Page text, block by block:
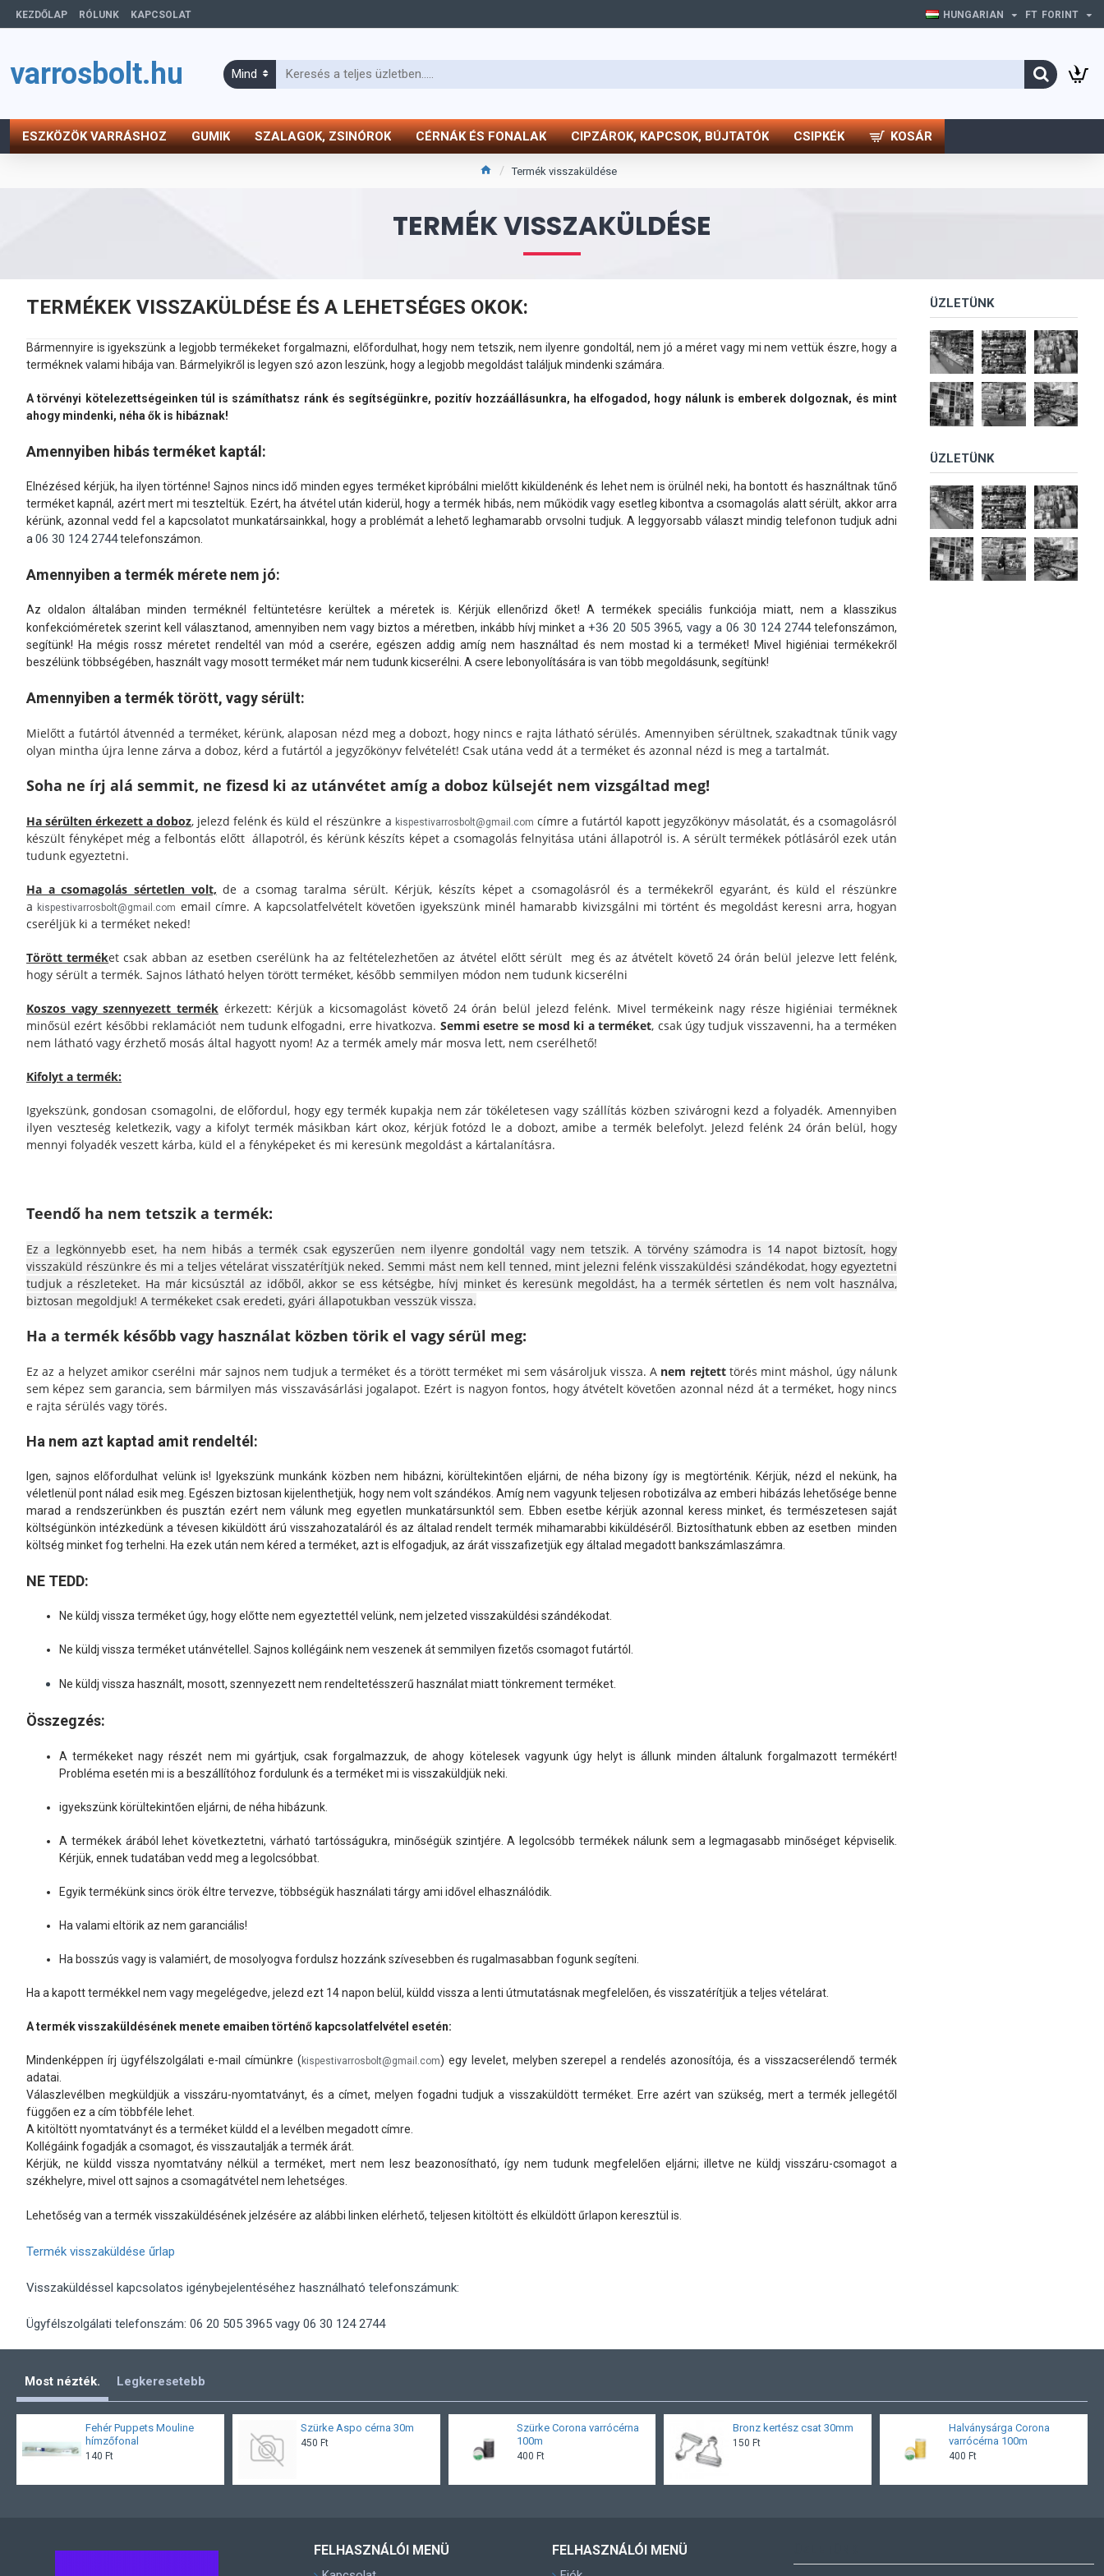
KEZDŐLAP RÓLUNK KAPCSOLAT HUNGARIAN FT FORINT
varrosbolt.hu Mind
ESZKÖZÖK VARRÁSHOZ GUMIK SZALAGOK, ZSINÓROK CÉRNÁK ÉS FONALAK CIPZÁROK, KAPCSOK, BÚJTATÓK CSIPKÉK KOSÁR
Termék visszaküldése
TERMÉK VISSZAKÜLDÉSE
TERMÉKEK VISSZAKÜLDÉSE ÉS A LEHETSÉGES OKOK:
Bármennyire is igyekszünk a legjobb termékeket forgalmazni, előfordulhat, hogy nem tetszik, nem ilyenre gondoltál, nem jó a méret vagy mi nem vettük észre, hogy a
terméknek valami hibája van. Bármelyikről is legyen szó azon leszünk, hogy a legjobb megoldást találjuk mindenki számára.
A törvényi kötelezettségeinken túl is számíthatsz ránk és segítségünkre, pozitív hozzáállásunkra, ha elfogadod, hogy nálunk is emberek dolgoznak, és mint
ahogy mindenki, néha ők is hibáznak!
Amennyiben hibás terméket kaptál:
Elnézésed kérjük, ha ilyen történne! Sajnos nincs idő minden egyes terméket kipróbálni mielőtt kiküldenénk és lehet nem is örülnél neki, ha bontott és használtnak tűnő
terméket kapnál, azért mert mi teszteltük. Ezért, ha átvétel után kiderül, hogy a termék hibás, nem működik vagy esetleg kibontva a csomagolás alatt sérült, akkor arra
kérünk, azonnal vedd fel a kapcsolatot munkatársainkkal, hogy a problémát a lehető leghamarabb orvsolni tudjuk. A leggyorsabb választ mindig telefonon tudjuk adni
a 06 30 124 2744telefonszámon.
Amennyiben a termék mérete nem jó:
Az oldalon általában minden terméknél feltüntetésre kerültek a méretek is. Kérjük ellenőrizd őket! A termékek speciális funkciója miatt, nem a klasszikus
konfekcióméretek szerint kell választanod, amennyiben nem vagy biztos a méretben, inkább hívj minket a +36 20 505 3965, vagy a 06 30 124 2744telefonszámon,
segítünk! Ha mégis rossz méretet rendeltél van mód a cserére, egészen addig amíg nem használtad és nem mostad ki a terméket! Mivel higiéniai termékekről
beszélünk többségében, használt vagy mosott terméket már nem tudunk kicserélni. A csere lebonyolítására is van több megoldásunk, segítünk!
Amennyiben a termék törött, vagy sérült:
Mielőtt a futártól átvennéd a terméket, kérünk, alaposan nézd meg a dobozt, hogy nincs e rajta látható sérülés. Amennyiben sérültnek, szakadtnak tűnik vagy
olyan mintha újra lenne zárva a doboz, kérd a futártól a jegyzőkönyv felvételét! Csak utána vedd át a terméket és azonnal nézd is meg a tartalmát.
Soha ne írj alá semmit, ne fizesd ki az utánvétet amíg a doboz külsejét nem vizsgáltad meg!
Ha sérülten érkezett a doboz, jelezd felénk és küld el részünkre a kispestivarrosbolt@gmail.com címre a futártól kapott jegyzőkönyv másolatát, és a csomagolásról
készült fényképet még a felbontás előtt állapotról, és kérünk készíts képet a csomagolás felnyitása utáni állapotról is. A sérült termékek pótlásáról ezek után
tudunk egyeztetni.
Ha a csomagolás sértetlen volt, de a csomag taralma sérült. Kérjük, készíts képet a csomagolásról és a termékekről egyaránt, és küld el részünkre
a kispestivarrosbolt@gmail.com email címre. A kapcsolatfelvételt követően igyekszünk minél hamarabb kivizsgálni mi történt és megoldást keresni arra, hogyan
cseréljük ki a terméket neked!
Törött terméket csak abban az esetben cserélünk ha az feltételezhetően az átvétel előtt sérült meg és az átvételt követő 24 órán belül jelezve lett felénk,
hogy sérült a termék. Sajnos látható helyen törött terméket, később semmilyen módon nem tudunk kicserélni
Koszos vagy szennyezett termékérkezett: Kérjük a kicsomagolást követő 24 órán belül jelezd felénk. Mivel termékeink nagy része higiéniai terméknek
minősül ezért későbbi reklamációt nem tudunk elfogadni, erre hivatkozva. Semmi esetre se mosd ki a terméket, csak úgy tudjuk visszavenni, ha a terméken
nem látható vagy érzhető mosás által hagyott nyom! Az a termék amely már mosva lett, nem cserélhető!
Kifolyt a termék:
Igyekszünk, gondosan csomagolni, de előfordul, hogy egy termék kupakja nem zár tökéletesen vagy szállítás közben szivárogni kezd a folyadék. Amennyiben
ilyen veszteség keletkezik, vagy a kifolyt termék másikban kárt okoz, kérjük fotózd le a dobozt, amibe a termék belefolyt. Jelezd felénk 24 órán belül, hogy
mennyi folyadék veszett kárba, küld el a fényképeket és mi keresünk megoldást a kártalanításra.
Teendő ha nem tetszik a termék:
Ez a legkönnyebb eset, ha nem hibás a termék csak egyszerűen nem ilyenre gondoltál vagy nem tetszik. A törvény számodra is 14 napot biztosít, hogy
visszaküld részünkre és mi a teljes vételárat visszatérítjük neked. Semmi mást nem kell tenned, mint jelezni felénk visszaküldési szándékodat, hogy egyeztetni
tudjuk a részleteket. Ha már kicsúsztál az időből, akkor se ess kétségbe, hívj minket és keresünk megoldást, ha a termék sértetlen és nem volt használva,
biztosan megoldjuk! A termékeket csak eredeti, gyári állapotukban vesszük vissza.
Ha a termék később vagy használat közben törik el vagy sérül meg:
Ez az a helyzet amikor cserélni már sajnos nem tudjuk a terméket és a törött terméket mi sem vásároljuk vissza. A nem rejtett törés mint máshol, úgy nálunk
sem képez sem garancia, sem bármilyen más visszavásárlási jogalapot. Ezért is nagyon fontos, hogy átvételt követően azonnal nézd át a terméket, hogy nincs
e rajta sérülés vagy törés.
Ha nem azt kaptad amit rendeltél:
Igen, sajnos előfordulhat velünk is! Igyekszünk munkánk közben nem hibázni, körültekintően eljárni, de néha bizony így is megtörténik. Kérjük, nézd el nekünk, ha
véletlenül pont nálad esik meg. Egészen biztosan kijelenthetjük, hogy nem volt szándékos. Amíg nem vagyunk teljesen robotizálva az emberi hibázás lehetősége benne
marad a rendszerünkben és pusztán ezért nem válunk meg egyetlen munkatársunktól sem. Ebben esetbe kérjük azonnal keress minket, és természetesen saját
költségünkön intézkedünk a tévesen kiküldött árú visszahozataláról és az általad rendelt termék mihamarabbi kiküldéséről. Biztosíthatunk ebben az esetben minden
költség minket fog terhelni. Ha ezek után nem kéred a terméket, azt is elfogadjuk, az árát visszafizetjük egy általad megadott bankszámlaszámra.
NE TEDD:
Ne küldj vissza terméket úgy, hogy előtte nem egyeztettél velünk, nem jelzeted visszaküldési szándékodat.
Ne küldj vissza terméket utánvétellel. Sajnos kollégáink nem veszenek át semmilyen fizetős csomagot futártól.
Ne küldj vissza használt, mosott, szennyezett nem rendeltetésszerű használat miatt tönkrement terméket.
Összegzés:
A termékeket nagy részét nem mi gyártjuk, csak forgalmazzuk, de ahogy kötelesek vagyunk úgy helyt is állunk minden általunk forgalmazott termékért!
Probléma esetén mi is a beszállítóhoz fordulunk és a terméket mi is visszaküldjük neki.
igyekszünk körültekintően eljárni, de néha hibázunk.
A termékek árából lehet következtetni, várható tartósságukra, minőségük szintjére. A legolcsóbb termékek nálunk sem a legmagasabb minőséget képviselik.
Kérjük, ennek tudatában vedd meg a legolcsóbbat.
Egyik termékünk sincs örök éltre tervezve, többségük használati tárgy ami idővel elhasználódik.
Ha valami eltörik az nem garanciális!
Ha bosszús vagy is valamiért, de mosolyogva fordulsz hozzánk szívesebben és rugalmasabban fogunk segíteni.
Ha a kapott termékkel nem vagy megelégedve, jelezd ezt 14 napon belül, küldd vissza a lenti útmutatásnak megfelelően, és visszatérítjük a teljes vételárat.
A termék visszaküldésének menete emaiben történő kapcsolatfelvétel esetén:
Mindenképpen írj ügyfélszolgálati e-mail címünkre ( kispestivarrosbolt@gmail.com) egy levelet, melyben szerepel a rendelés azonosítója, és a visszacserélendő termék
adatai.
Válaszlevélben megküldjük a visszáru-nyomtatványt, és a címet, melyen fogadni tudjuk a visszaküldött terméket. Erre azért van szükség, mert a termék jellegétől
függően ez a cím többféle lehet.
A kitöltött nyomtatványt és a terméket küldd el a levélben megadott címre.
Kollégáink fogadják a csomagot, és visszautalják a termék árát.
Kérjük, ne küldd vissza nyomtatvány nélkül a terméket, mert nem lesz beazonosítható, így nem tudunk megfelelően eljárni; illetve ne küldj visszáru-csomagot a
székhelyre, mivel ott sajnos a csomagátvétel nem lehetséges.
Lehetőség van a termék visszaküldésének jelzésére az alábbi linken elérhető, teljesen kitöltött és elküldött űrlapon keresztül is.
Termék visszaküldése űrlap
Visszaküldéssel kapcsolatos igénybejelentéséhez használható telefonszámunk:
Ügyfélszolgálati telefonszám: 06 20 505 3965 vagy 06 30 124 2744
ÜZLETÜNK
ÜZLETÜNK
Most nézték. Legkeresetebb
Fehér Puppets Mouline
hímzőfonal
140 Ft
Szürke Aspo cérna 30m
450 Ft
Szürke Corona varrócérna
100m
400 Ft
Bronz kertész csat 30mm
150 Ft
Halványsárga Corona
varrócérna 100m
400 Ft
FELHASZNÁLÓI MENÜ FELHASZNÁLÓI MENÜ